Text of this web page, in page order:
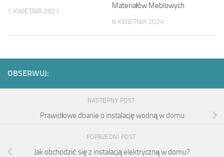
1 KWIETNIA 2021
Materiałów Meblowych
8 KWIETNIA 2024
OBSERWUJ:
NASTĘPNY POST
Prawidłowe dbanie o instalację wodną w domu
POPRZEDNI POST
Jak obchodzić się z instalacją elektryczną w domu?